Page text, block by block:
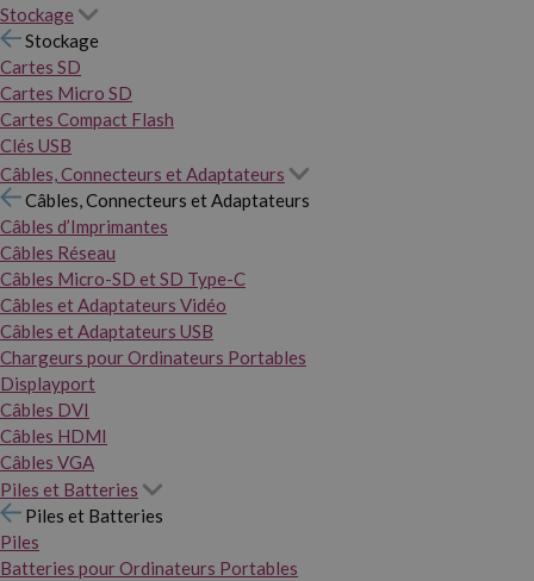
Stockage
Stockage
Cartes SD
Cartes Micro SD
Cartes Compact Flash
Clés USB
Câbles, Connecteurs et Adaptateurs
Câbles, Connecteurs et Adaptateurs
Câbles d’Imprimantes
Câbles Réseau
Câbles Micro-SD et SD Type-C
Câbles et Adaptateurs Vidéo
Câbles et Adaptateurs USB
Chargeurs pour Ordinateurs Portables
Displayport
Câbles DVI
Câbles HDMI
Câbles VGA
Piles et Batteries
Piles et Batteries
Piles
Batteries pour Ordinateurs Portables